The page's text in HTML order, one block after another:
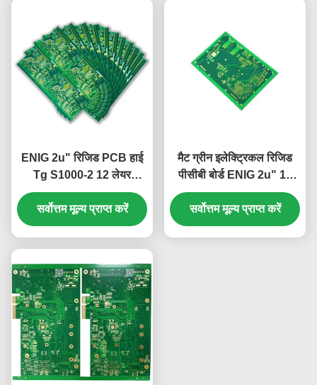
ENIG 2u" रिजिड PCB हाई
Tg S1000-2 12 लेयर
2.5mm हरा सफ़ेद
सर्वोत्तम मूल्य प्राप्त करें
मैट ग्रीन इलेक्ट्रिकल रिजिड
पीसीबी बोर्ड ENIG 2u" 12
लेयर 2.2mm
सर्वोत्तम मूल्य प्राप्त करें